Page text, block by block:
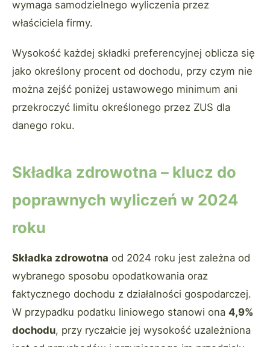
wymaga samodzielnego wyliczenia przez
właściciela firmy.
Wysokość każdej składki preferencyjnej oblicza się
jako określony procent od dochodu, przy czym nie
można zejść poniżej ustawowego minimum ani
przekroczyć limitu określonego przez ZUS dla
danego roku.
Składka zdrowotna – klucz do
poprawnych wyliczeń w 2024
roku
Składka zdrowotna od 2024 roku jest zależna od
wybranego sposobu opodatkowania oraz
faktycznego dochodu z działalności gospodarczej.
W przypadku podatku liniowego stanowi ona 4,9%
dochodu, przy ryczałcie jej wysokość uzależniona